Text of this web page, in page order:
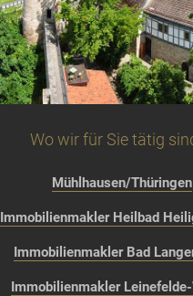
Wo wir für Sie tätig
Mühlhausen/Thüringen
Immobilienmakler Heilbad
Immobilienmakler Bad
Immobilienmakler